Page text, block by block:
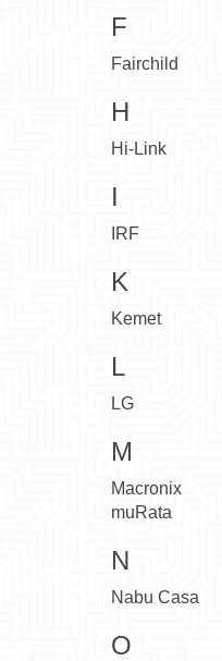
F
Fairchild
H
Hi-Link
I
IRF
K
Kemet
L
LG
M
Macronix
muRata
N
Nabu Casa
O